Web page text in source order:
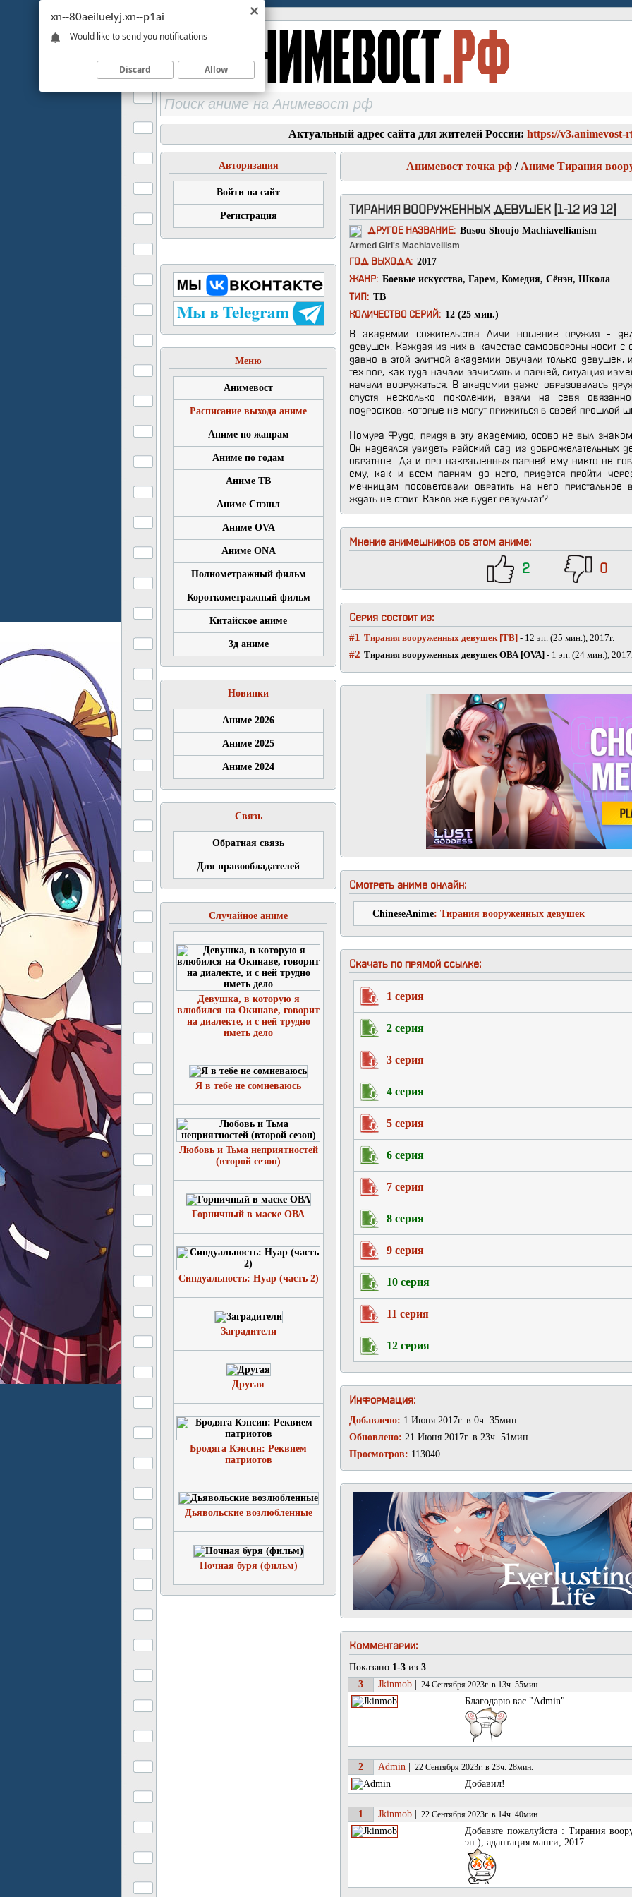
Актуальный адрес сайта для жителей России: https://v3.animevost-
Авторизация
Войти на сайт
Регистрация
Меню
Анимевост
Расписание выхода аниме
Аниме по жанрам
Аниме по годам
Аниме ТВ
Аниме Спэшл
Аниме OVA
Аниме ONA
Полнометражный фильм
Короткометражный фильм
Китайское аниме
3д аниме
Новинки
Аниме 2026
Аниме 2025
Аниме 2024
Связь
Обратная связь
Для правообладателей
Случайное аниме
Девушка, в которую я
влюбился на Окинаве, говорит
на диалекте, и с ней трудно
иметь дело
Я в тебе не сомневаюсь
Любовь и Тьма неприятностей
(второй сезон)
Горничный в маске ОВА
Синдуальность: Нуар (часть 2)
Заградители
Другая
Бродяга Кэнсин: Реквием
патриотов
Дьявольские возлюбленные
Ночная буря (фильм)
Анимевост точка рф / Аниме Тирания
ТИРАНИЯ ВООРУЖЕННЫХ ДЕВУШЕК [1-12 ИЗ 12]
ДРУГОЕ НАЗВАНИЕ: Busou Shoujo Machiavellianism
Armed Girl's Machiavellism
ГОД ВЫХОДА: 2017
ЖАНР: Боевые искусства, Гарем, Комедия, Сёнэн, Школа
ТИП: ТВ
КОЛИЧЕСТВО СЕРИЙ: 12 (25 мин.)
В академии сожительства Аичи ношение оружия -
девушек. Каждая из них в качестве самообороны носит с
давно в этой элитной академии обучали только девушек,
тех пор, как туда начали зачислять и парней, ситуация
начали вооружаться. В академии даже образовалась
спустя несколько поколений, взяли на себя
подростков, которые не могут прижиться в своей прошлой
Номура Фудо, придя в эту академию, особо не был
Он надеялся увидеть райский сад из доброжелательных
обратное. Да и про накрашенных парней ему никто не
ему, как и всем парням до него, придётся пройти
мечницам посоветовали обратить на него
ждать не стоит. Каков же будет результат?
Мнение анимешников об этом аниме:
2 0
Серия состоит из:
#1 Тирания вооруженных девушек [ТВ] - 12 эп. (25 мин.), 2017г.
#2 Тирания вооруженных девушек ОВА [OVA] - 1 эп. (24 мин.),
Смотреть аниме онлайн:
ChineseAnime: Тирания вооруженных девушек
Скачать по прямой ссылке:
1 серия
2 серия
3 серия
4 серия
5 серия
6 серия
7 серия
8 серия
9 серия
10 серия
11 серия
12 серия
Информация:
Добавлено: 1 Июня 2017г. в 0ч. 35мин.
Обновлено: 21 Июня 2017г. в 23ч. 51мин.
Просмотров: 113040
Комментарии:
Показано 1-3 из 3
3
Jkinmob 24 Сентября 2023г. в 13ч. 55мин.
Благодарю вас "Admin"
2 Admin 22 Сентября 2023г. в 23ч. 28мин.
Добавил!
1 Jkinmob 22 Сентября 2023г. в 14ч. 40мин.
Добавьте пожалуйста : Тирания
эп.), адаптация манги, 2017
xn--80aeiluelyj.xn--p1ai
Would like to send you notifications
Discard Allow